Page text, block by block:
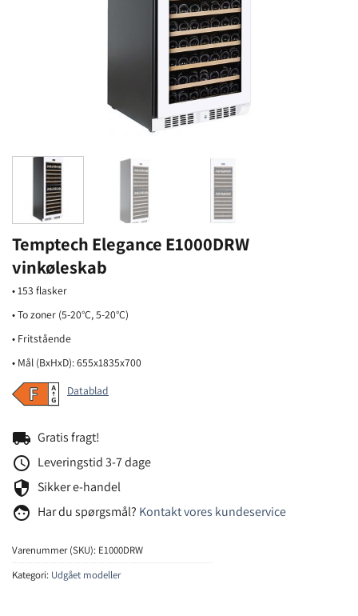
Temptech Elegance E1000DRW
vinkøleskab
• 153 flasker
• To zoner (5-20°C, 5-20°C)
• Fritstående
• Mål (BxHxD): 655x1835x700
Datablad
local_shipping Gratis fragt!
schedule Leveringstid 3-7 dage
security Sikker e-handel
face Har du spørgsmål? Kontakt vores kundeservice
Varenummer (SKU): E1000DRW
Kategori: Udgået modeller